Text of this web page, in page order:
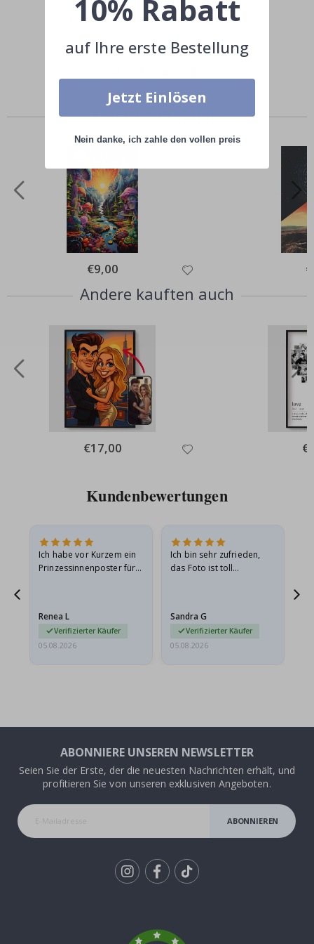
Teile dein Bild mit #namly_design
Ähnliche Produkte
Special
Price
€9,00
Andere kauften auch
Special
Price
€17,00
Kundenbewertungen
Ich habe vor Kurzem ein
Prinzessinnenposter für
beschädigt…
Renea L
Verifizierter Käufer
05.08.2026
Ich bin sehr zufrieden,
das Foto ist toll
außerdem…
Sandra G
Verifizierter Käufer
05.08.2026
ABONNIERE UNSEREN NEWSLETTER
Seien Sie der Erste, der die neuesten Nachrichten erhält, und
profitieren Sie von unseren exklusiven Angeboten.
ABONNIEREN
10% Rabatt
auf Ihre erste Bestellung
Jetzt Einlösen
Nein danke, ich zahle den vollen preis